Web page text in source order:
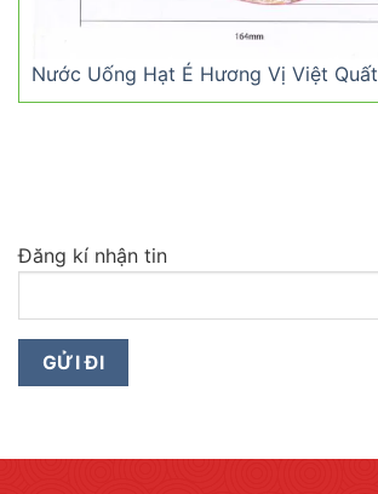
Nước Uống Hạt É Hương Vị Việt Quất
Đăng kí nhận tin